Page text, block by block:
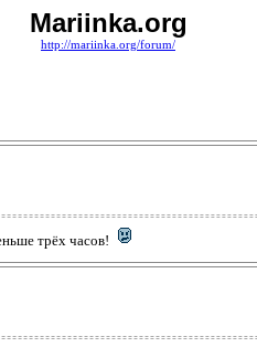
Mariinka.org
http://mariinka.org/forum/
трёх часов!